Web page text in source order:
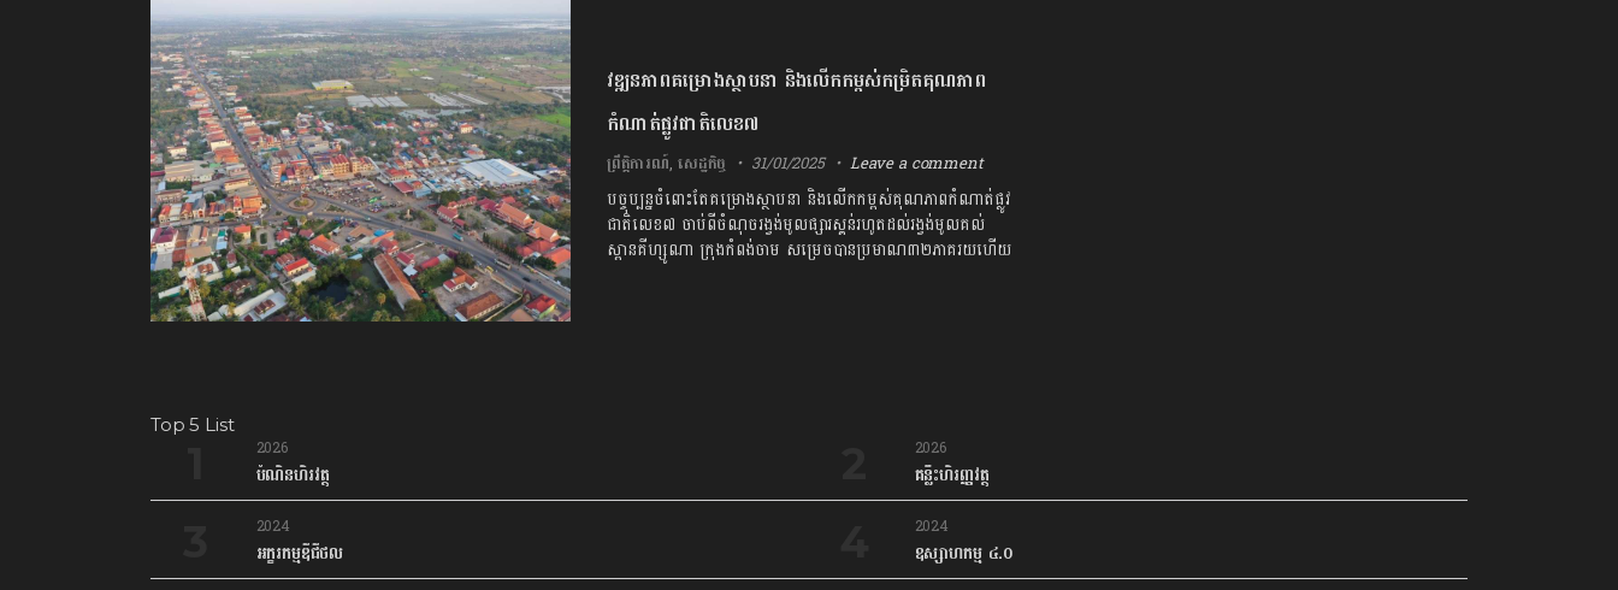
វឌ្ឍនភាពគម្រោងស្ថាបនា និងលើកកម្ពស់កម្រិតគុណភាព
កំណាត់ផ្លូវជាតិលេខ៧
ព្រឹត្តិការណ៍, សេដ្ឋកិច្ច 31/01/2025 Leave a comment
បច្ចុប្បន្នចំពោះតែគម្រោងស្ថាបនា និងលើកកម្ពស់គុណភាពកំណាត់ផ្លូវ
ជាតិលេខ៧ ចាប់ពីចំណុចរង្វង់មូលផ្សារស្គន់រហូតដល់រង្វង់មូលគល់
ស្ពានគីហ្សូណា ក្រុងកំពង់ចាម សម្រេចបានប្រមាណ​៣២ភាគរយហើយ
Top 5 List
2026
បំណិនហិរវត្ថុ
2026
គន្លឹះហិរញ្ញវត្ថុ
2024
អក្ខរកម្មឌីជីថល
2024
ឧស្សាហកម្ម ៤.០